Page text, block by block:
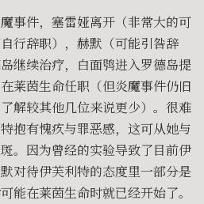
事件，塞雷娅离开（非常大的可
行辞职），赫默（可能引咎辞
继续治疗，白面鸮进入罗德岛提
莱茵生命任职（但炎魔事件仍旧
解较其他几位来说更少）。很难
抱有愧疚与罪恶感，这可从她与
。因为曾经的实验导致了目前伊
对待伊芙利特的态度里一部分是
能在莱茵生命时就已经开始了。